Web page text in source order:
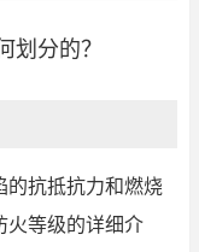
划分的？
的抗抵抗力和燃烧
火等级的详细介